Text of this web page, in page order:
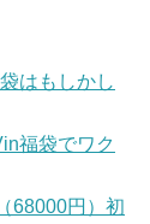
はもしかし
福袋でワク
68000円）初